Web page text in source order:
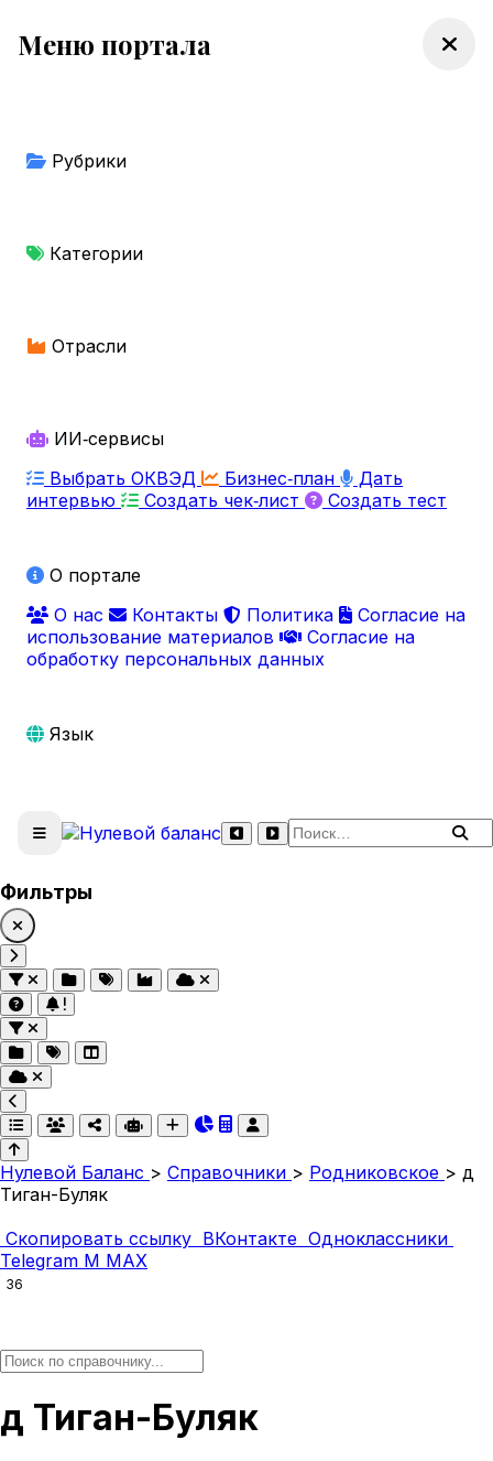
Меню портала
Рубрики
Категории
Отрасли
ИИ‑сервисы
Выбрать ОКВЭД
Бизнес‑план
Дать
интервью
Создать чек‑лист Создать тест
О портале
О нас
Контакты Политика
Согласие на
использование материалов
Согласие на
обработку персональных данных
Язык
Поиск по сайту
Фильтры
Нулевой Баланс > Справочники > Родниковское > д
Тиган-Буляк
Скопировать ссылку ВКонтакте Одноклассники
Telegram M MAX
36
д Тиган-Буляк